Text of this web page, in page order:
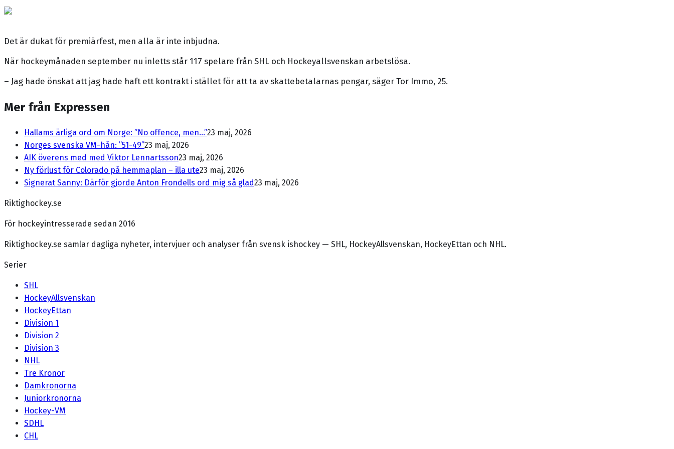
Det är dukat för premiärfest, men alla är inte inbjudna.
När hockeymånaden september nu inletts står 117 spelare från SHL och Hockeyallsvenskan arbetslösa.
– Jag hade önskat att jag hade haft ett kontrakt i stället för att ta av skattebetalarnas pengar, säger Tor Immo, 25.
Mer från Expressen
Hallams ärliga ord om Norge: ”No offence, men...”23 maj, 2026
Norges svenska VM-hån: ”51-49”23 maj, 2026
AIK överens med med Viktor Lennartsson23 maj, 2026
Ny förlust för Colorado på hemmaplan – illa ute23 maj, 2026
Signerat Sanny: Därför gjorde Anton Frondells ord mig så glad23 maj, 2026
Riktighockey.se
För hockeyintresserade sedan 2016
Riktighockey.se samlar dagliga nyheter, intervjuer och analyser från svensk ishockey — SHL, HockeyAllsvenskan, HockeyEttan och NHL.
Serier
SHL
HockeyAllsvenskan
HockeyEttan
Division 1
Division 2
Division 3
NHL
Tre Kronor
Damkronorna
Juniorkronorna
Hockey-VM
SDHL
CHL